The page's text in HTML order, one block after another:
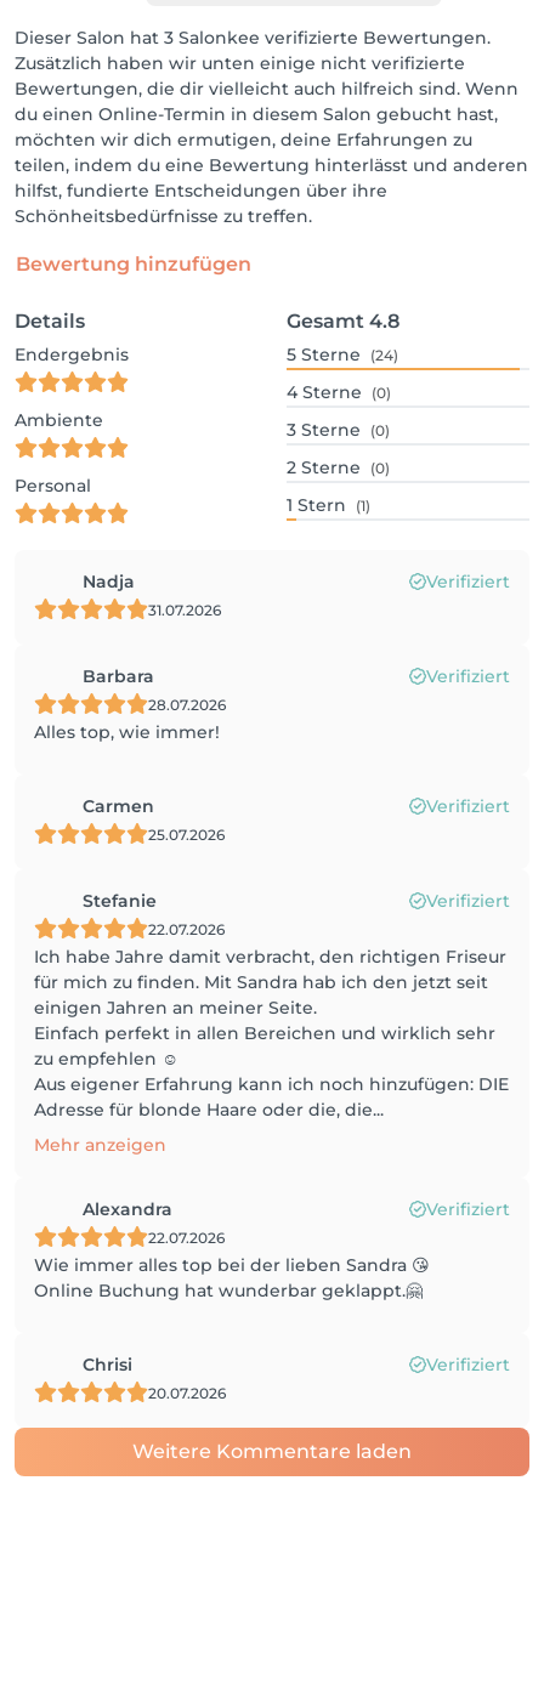
Dieser Salon hat 3 Salonkee verifizierte Bewertungen.
Zusätzlich haben wir unten einige nicht verifizierte
Bewertungen, die dir vielleicht auch hilfreich sind. Wenn
du einen Online-Termin in diesem Salon gebucht hast,
möchten wir dich ermutigen, deine Erfahrungen zu
teilen, indem du eine Bewertung hinterlässt und anderen
hilfst, fundierte Entscheidungen über ihre
Schönheitsbedürfnisse zu treffen.
Bewertung hinzufügen
Details
Endergebnis
Ambiente
Personal
Gesamt 4.8
5 Sterne (24)
4 Sterne (0)
3 Sterne (0)
2 Sterne (0)
1 Stern (1)
Nadja Verifiziert
31.07.2026
Barbara Verifiziert
28.07.2026
Alles top, wie immer!
Carmen Verifiziert
25.07.2026
Stefanie Verifiziert
22.07.2026
Ich habe Jahre damit verbracht, den richtigen Friseur
für mich zu finden. Mit Sandra hab ich den jetzt seit
einigen Jahren an meiner Seite.
Einfach perfekt in allen Bereichen und wirklich sehr
zu empfehlen ☺️
Aus eigener Erfahrung kann ich noch hinzufügen: DIE
Adresse für blonde Haare oder die, die...
Mehr anzeigen
Alexandra Verifiziert
22.07.2026
Wie immer alles top bei der lieben Sandra 😘
Online Buchung hat wunderbar geklappt.🤗
Chrisi Verifiziert
20.07.2026
Weitere Kommentare laden